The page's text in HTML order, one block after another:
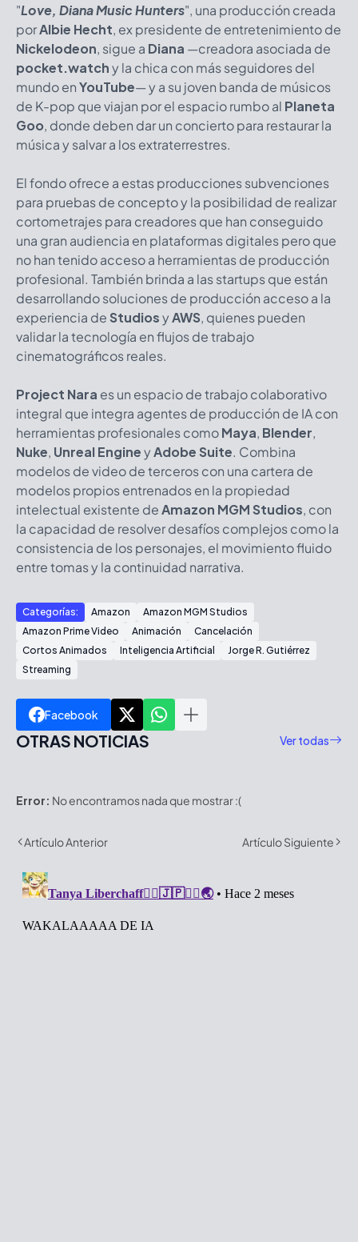
"Love, Diana Music Hunters", una producción creada
porAlbie Hecht, ex presidente de entretenimiento de
Nickelodeon, sigue a Diana —creadora asociada de
pocket.watchy la chica con más seguidores del
mundo enYouTube— y a su joven banda de músicos
de K-pop que viajan por el espacio rumbo al Planeta
Goo, donde deben dar un concierto para restaurar la
música y salvar a los extraterrestres.
El fondo ofrece a estas producciones subvenciones
para pruebas de concepto y la posibilidad de realizar
cortometrajes para creadores que han conseguido
una gran audiencia en plataformas digitales pero que
no han tenido acceso a herramientas de producción
profesional. También brinda a las startups que están
desarrollando soluciones de producción acceso a la
experiencia de StudiosyAWS, quienes pueden
validar la tecnología en flujos de trabajo
cinematográficos reales.
Project Nara es un espacio de trabajo colaborativo
integral que integra agentes de producción de IA con
herramientas profesionales comoMaya, Blender,
Nuke, Unreal EngineyAdobe Suite. Combina
modelos de video de terceros con una cartera de
modelos propios entrenados en la propiedad
intelectual existente deAmazon MGM Studios, con
la capacidad de resolver desafíos complejos como la
consistencia de los personajes, el movimiento fluido
entre tomas y la continuidad narrativa.
Categorías: Amazon
Amazon MGM Studios
Amazon Prime Video
Animación
Cancelación
Cortos Animados
Inteligencia Artificial
Jorge R. Gutiérrez
Streaming
Facebook
OTRAS NOTICIAS Ver todas
Error: No encontramos nada que mostrar :(
Artículo Anterior Artículo Siguiente